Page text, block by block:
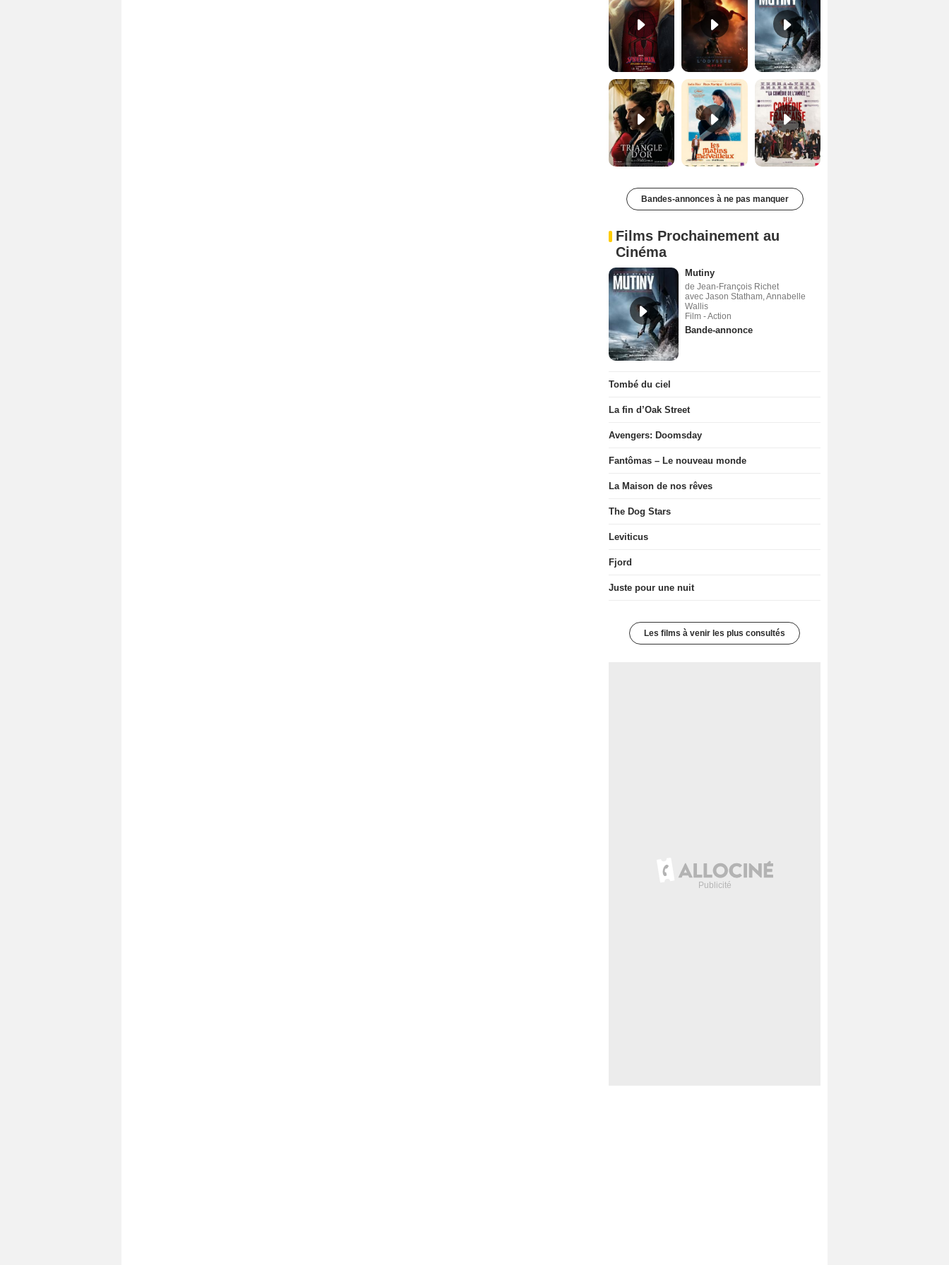
Les Matins merveilleux Bande-annonce VF De la Comédie-Française Teaser VF
Bandes-annonces à ne pas manquer
Films Prochainement au
Cinéma
Mutiny
de Jean-François Richet
avec Jason Statham, Annabelle
Wallis
Film - Action
Bande-annonce
Tombé du ciel
La fin d’Oak Street
Avengers: Doomsday
Fantômas – Le nouveau monde
La Maison de nos rêves
The Dog Stars
Leviticus
Fjord
Juste pour une nuit
Les films à venir les plus consultés